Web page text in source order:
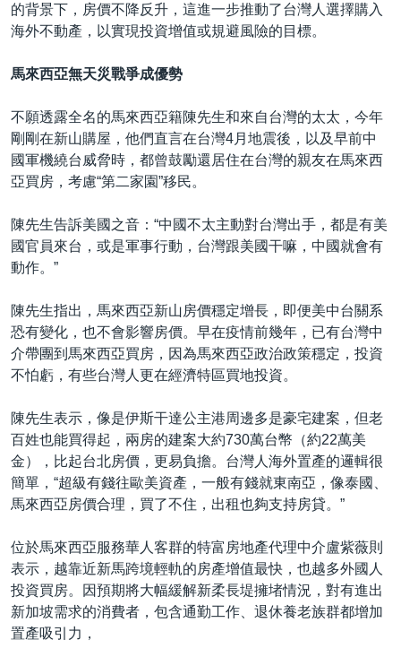
的背景下，房價不降反升，這進一步推動了台灣人選擇購入
海外不動產，以實現投資增值或規避風險的目標。
馬來西亞無天災戰爭成優勢
不願透露全名的馬來西亞籍陳先生和來自台灣的太太，今年
剛剛在新山購屋，他們直言在台灣4月地震後，以及早前中
國軍機繞台威脅時，都曾鼓勵還居住在台灣的親友在馬來西
亞買房，考慮“第二家園”移民。
陳先生告訴美國之音：“中國不太主動對台灣出手，都是有美
國官員來台，或是軍事行動，台灣跟美國干嘛，中國就會有
動作。”
陳先生指出，馬來西亞新山房價穩定增長，即便美中台關系
恐有變化，也不會影響房價。早在疫情前幾年，已有台灣中
介帶團到馬來西亞買房，因為馬來西亞政治政策穩定，投資
不怕虧，有些台灣人更在經濟特區買地投資。
陳先生表示，像是伊斯干達公主港周邊多是豪宅建案，但老
百姓也能買得起，兩房的建案大約730萬台幣（約22萬美
金），比起台北房價，更易負擔。台灣人海外置產的邏輯很
簡單，“超級有錢往歐美資產，一般有錢就東南亞，像泰國、
馬來西亞房價合理，買了不住，出租也夠支持房貸。”
位於馬來西亞服務華人客群的特富房地產代理中介盧紫薇則
表示，越靠近新馬跨境輕軌的房產增值最快，也越多外國人
投資買房。因預期將大幅緩解新柔長堤擁堵情況，對有進出
新加坡需求的消費者，包含通勤工作、退休養老族群都增加
置產吸引力，